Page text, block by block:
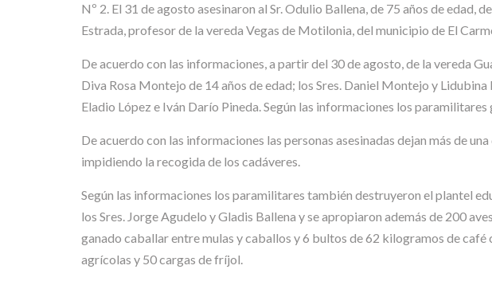
Nº 2. El 31 de agosto asesinaron al Sr. Odulio Ballena, de 75 años de
Estrada, profesor de la vereda Vegas de Motilonia, del municipio de El
De acuerdo con las informaciones, a partir del 30 de agosto, de la vereda
Diva Rosa Montejo de 14 años de edad; los Sres. Daniel Montejo y
Eladio López e Iván Darío Pineda. Según las informaciones los
De acuerdo con las informaciones las personas asesinadas dejan más de
impidiendo la recogida de los cadáveres.
Según las informaciones los paramilitares también destruyeron el plantel
los Sres. Jorge Agudelo y Gladis Ballena y se apropiaron además de 200
ganado caballar entre mulas y caballos y 6 bultos de 62 kilogramos de
agrícolas y 50 cargas de fríjol.